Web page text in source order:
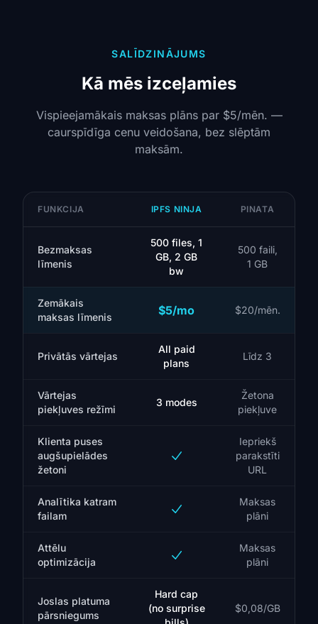
SALĪDZINĀJUMS
Kā mēs izceļamies
Vispieejamākais maksas plāns par $5/mēn. —
caurspīdīga cenu veidošana, bez slēptām
maksām.
FUNKCIJA IPFS NINJA PINATA
Bezmaksas
līmenis
500 files, 1
GB, 2 GB
bw
500 faili,
1 GB
Zemākais
maksas līmenis
$5/mo $20/mēn.
Privātās vārtejas
All paid
plans
Līdz 3
Vārtejas
piekļuves režīmi
3 modes
Žetona
piekļuve
Klienta puses
augšupielādes
žetoni
Iepriekš
parakstīti
URL
Analītika katram
failam
Maksas
plāni
Attēlu
optimizācija
Maksas
plāni
Joslas platuma
pārsniegums
Hard cap
(no surprise
$0,08/GB